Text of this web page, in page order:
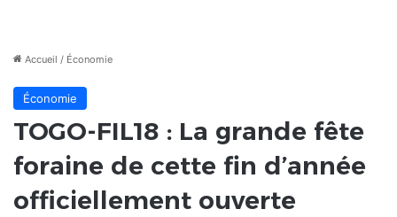
Accueil / Économie
Économie
TOGO-FIL18 : La grande fête
foraine de cette fin d’année
officiellement ouverte